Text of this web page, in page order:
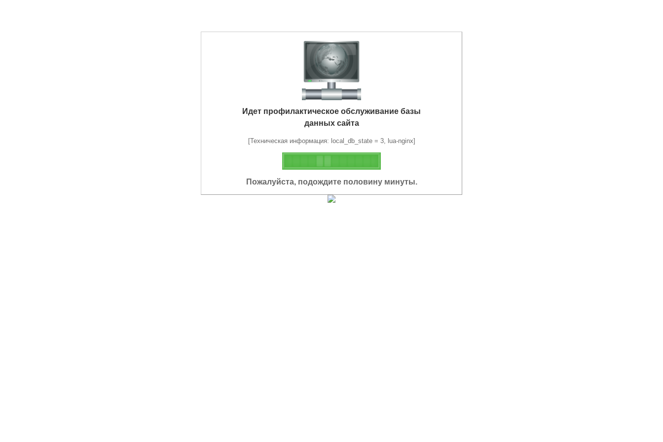
Идет профилактическое обслуживание базы
данных сайта
[Техническая информация: local_db_state = 3, lua-nginx]
Пожалуйста, подождите половину минуты.